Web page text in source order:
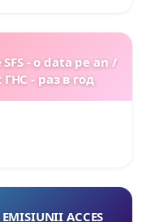
- o data pe an /
- раз в год
ACCES